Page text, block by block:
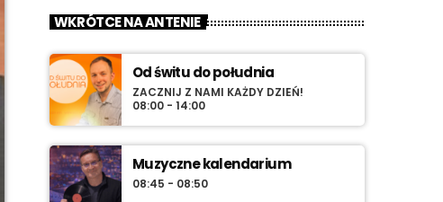
Elektryczny wieczór
wieczorem najlepsza muzyka na zakończenie
dnia. Spokojne rytmy, nastrojowe dźwięki i
klasyka, która tworzy klimat.
WKRÓTCE NA ANTENIE
Od świtu do południa
ZACZNIJ Z NAMI KAŻDY DZIEŃ!
08:00 - 14:00
Muzyczne kalendarium
08:45 - 08:50